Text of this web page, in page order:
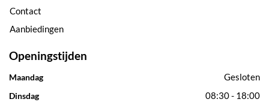
Contact
Aanbiedingen
Openingstijden
Maandag Gesloten
Dinsdag 08:30 - 18:00